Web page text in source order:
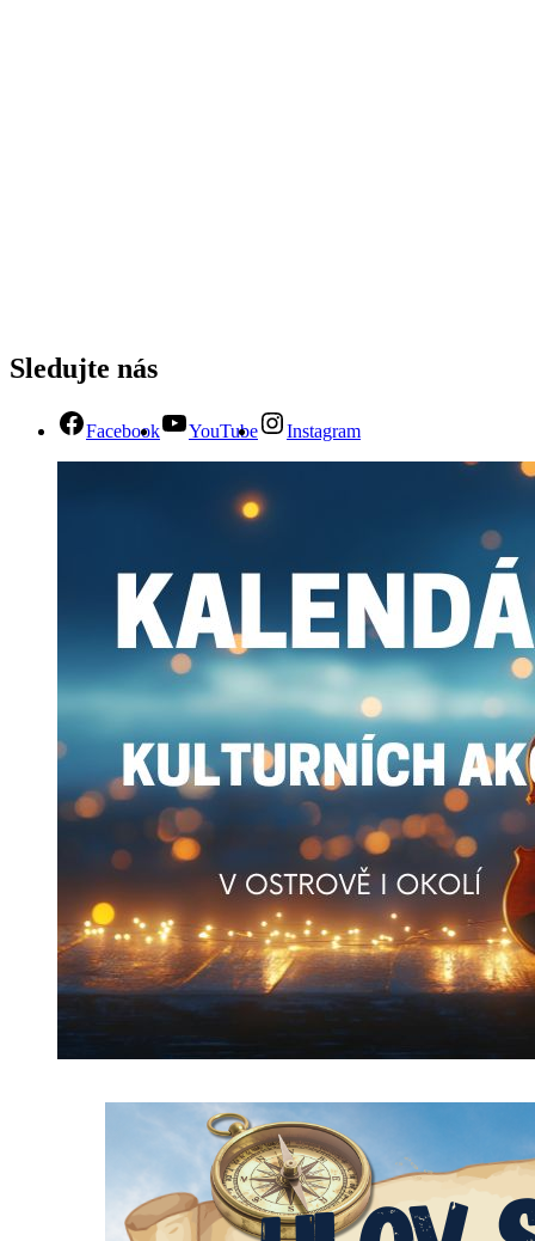
Sledujte nás
Facebook YouTube Instagram